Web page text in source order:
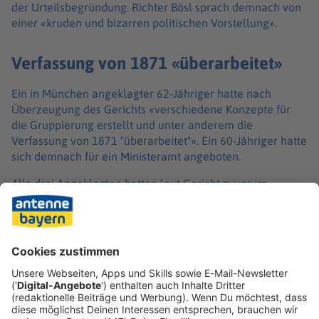
der Urteilsbegründung. Richter Bösl sprach demnach von
einer «kruden und bizarren politischen Vorstellung».
Verfassung von 1871 «überarbeitet»
Ein in München angeklagter 62-Jähriger hatte nach
Überzeugung des Gerichts «verschiedene Konzepte für
die Gruppierung erstellt und unter anderem die
Verfassung von 1871 "überarbeitet"». Ein 60-Jähriger hatte
sich demnach für ein Ministeramt angeboten.
Alle drei Angeklagten hatten laut Gericht zuvor im
Rahmen eines Deals die Vorwürfe der
Generalstaatsanwaltschaft München vollumfänglich
eingeräumt. Durch die Verständigung endete der Prozess
früher als geplant. Ursprünglich waren Verhandlungstage